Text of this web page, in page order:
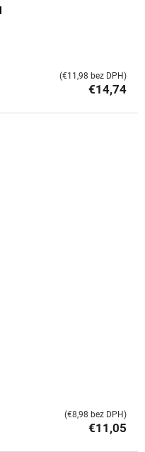
€14,74
(€11,98 bez DPH)
€11,05
(€8,98 bez DPH)